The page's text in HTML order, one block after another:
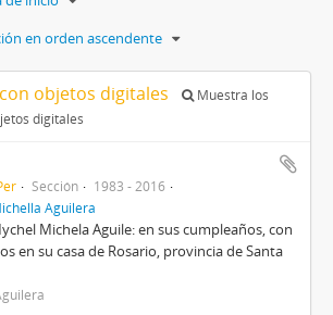
en orden ascendente
objetos digitales
Muestra los
digitales
Sección
1983 - 2016
Aguilera
Michela Aguile: en sus cumpleaños, con
en su casa de Rosario, provincia de Santa